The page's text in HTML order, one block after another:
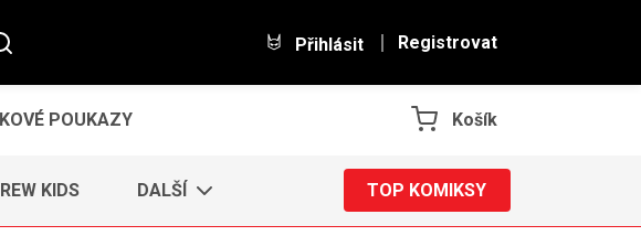
Přihlásit Registrovat
POUKAZY Košík
KIDS DALŠÍ TOP KOMIKSY